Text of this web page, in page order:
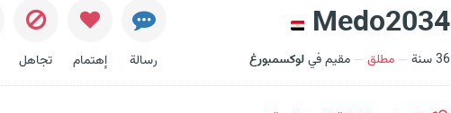
Medo2034
36 سنة مطلق مقيم فيلوكسمبورغ رسالة إهتمام تجاهل